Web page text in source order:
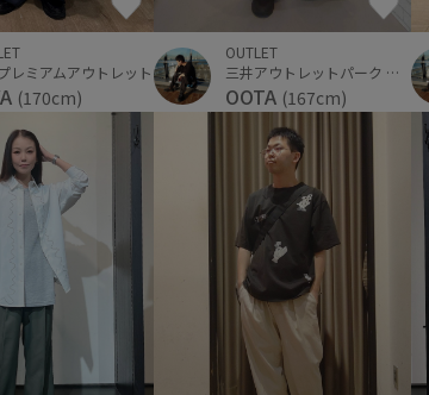
レミアムアウトレット
(170cm)
OUTLET
三井アウトレットパーク 横浜ベイサイド
OOTA (167cm)